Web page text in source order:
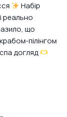
Набір
реально
що
пілінгом
догляд